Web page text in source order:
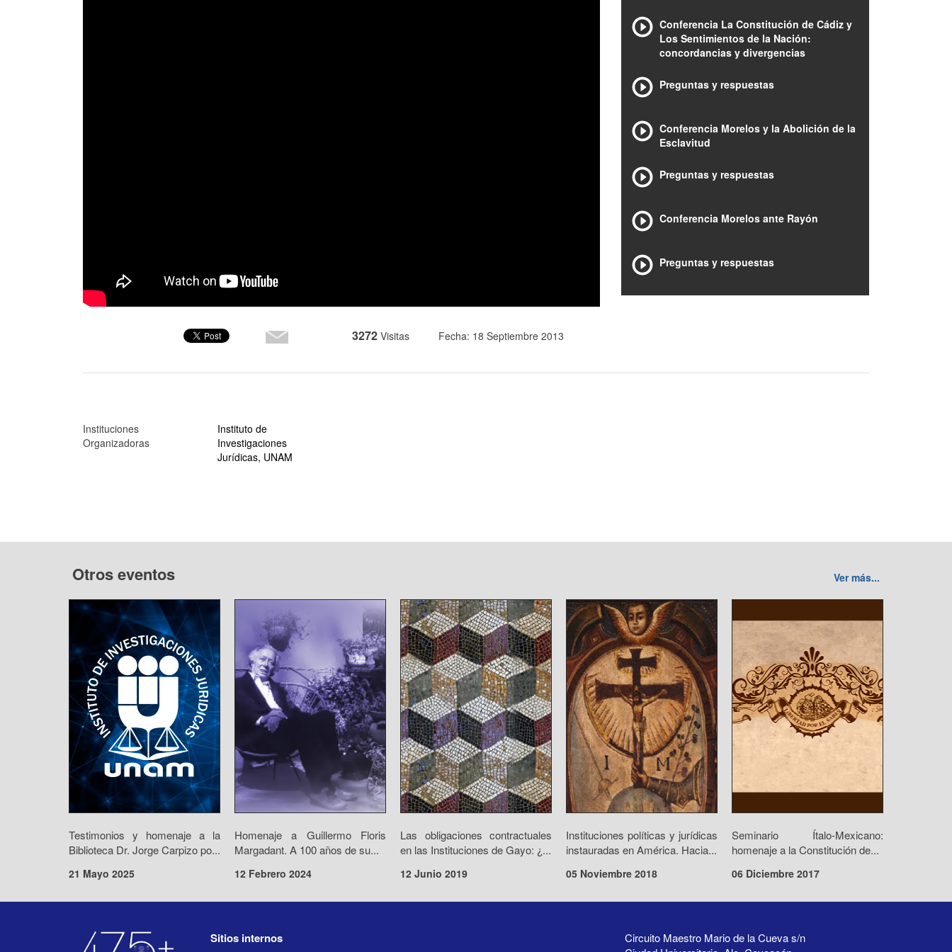
3272 Visitas Fecha: 18 Septiembre 2013
Conferencia La Constitución de Cádiz y
Los Sentimientos de la Nación:
concordancias y divergencias
Preguntas y respuestas
Conferencia Morelos y la Abolición de la
Esclavitud
Preguntas y respuestas
Conferencia Morelos ante Rayón
Preguntas y respuestas
Instituciones
Organizadoras
Instituto de
Investigaciones
Jurídicas, UNAM
Otros eventos Ver más...
Testimonios y homenaje a la
Biblioteca Dr. Jorge Carpizo po...
21 Mayo 2025
Homenaje a Guillermo Floris
Margadant. A 100 años de su...
12 Febrero 2024
Las obligaciones contractuales
en las Instituciones de Gayo: ¿...
12 Junio 2019
Instituciones políticas y jurídicas
instauradas en América. Hacia...
05 Noviembre 2018
Seminario Ítalo-Mexicano:
homenaje a la Constitución de...
06 Diciembre 2017
Circuito Maestro Mario de la Cueva s/n
Sitios internos